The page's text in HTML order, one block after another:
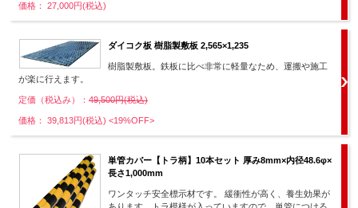
価格： 27,000円(税込)
ダイコク板 樹脂製敷板 2,565×1,235
樹脂製敷板。鉄板に比べ非常に軽量なため、運搬や施工
が楽に行えます。
定価（税込み）： 49,500円(税込)
価格： 39,813円(税込) <19%OFF>
単管カバー【トラ柄】10本セット 厚み8mm×内径48.6φ×
長さ1,000mm
ワンタッチ安全標示材です。 緩衝性が高く、養生効果が